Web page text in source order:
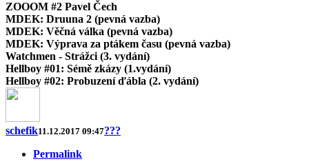
ZOOOM #2 Pavel Čech
MDEK: Druuna 2 (pevná vazba)
MDEK: Věčná válka (pevná vazba)
MDEK: Výprava za ptákem času (pevná vazba)
Watchmen - Strážci (3. vydání)
Hellboy #01: Sémě zkázy (1.vydání)
Hellboy #02: Probuzení ďábla (2. vydání)
schefik11.12.2017 09:47???
Permalink